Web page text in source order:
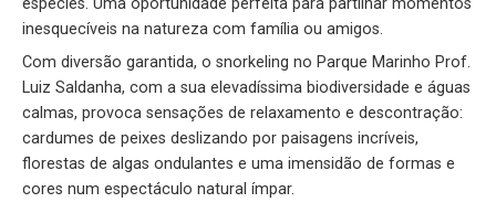
espécies. Uma oportunidade perfeita para partilhar momentos
inesquecíveis na natureza com família ou amigos.
Com diversão garantida, o snorkeling no Parque Marinho Prof.
Luiz Saldanha, com a sua elevadíssima biodiversidade e águas
calmas, provoca sensações de relaxamento e descontração:
cardumes de peixes deslizando por paisagens incríveis,
florestas de algas ondulantes e uma imensidão de formas e
cores num espectáculo natural ímpar.